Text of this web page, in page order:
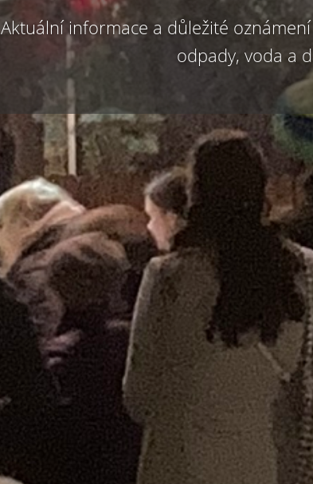
Aktuální informace a důležité
odpady, voda a